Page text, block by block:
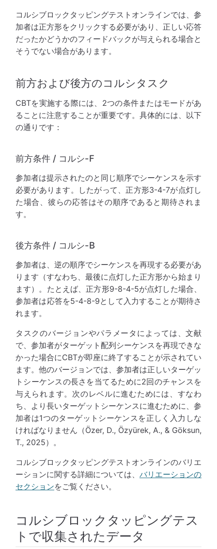
コルシブロックタッピングテストオンラインでは、参
加者は正方形をクリックする必要があり、正しい応答
だったかどうかのフィードバックが与えられる場合と
そうでない場合があります。
前方および後方のコルシタスク
CBTを実施する際には、2つの条件またはモードがあ
ることに注意することが重要です。具体的には、以下
の通りです：
前方条件 / コルシ-F
参加者は提示されたのと同じ順序でシーケンスを示す
必要があります。したがって、正方形3-4-7が点灯し
た場合、彼らの応答はその順序であると期待されま
す。
後方条件 / コルシ-B
参加者は、逆の順序でシーケンスを再現する必要があ
ります（すなわち、最後に点灯した正方形から始まり
ます）。たとえば、正方形9-8-4-5が点灯した場合、
参加者は応答を5-4-8-9として入力することが期待さ
れます。
タスクのバージョンやパラメータによっては、文献
で、参加者がターゲット配列シーケンスを再現できな
かった場合にCBTが即座に終了することが示されてい
ます。他のバージョンでは、参加者は正しいターゲッ
トシーケンスの長さを当てるために2回のチャンスを
与えられます。次のレベルに進むためには、すなわ
ち、より長いターゲットシーケンスに進むために、参
加者は1つのターゲットシーケンスを正しく入力しな
ければなりません（Özer, D., Özyürek, A., & Göksun,
T., 2025）。
コルシブロックタッピングテストオンラインのバリエ
ーションに関する詳細については、 バリエーションの
セクションをご覧ください。
コルシブロックタッピングテス
トで収集されたデータ